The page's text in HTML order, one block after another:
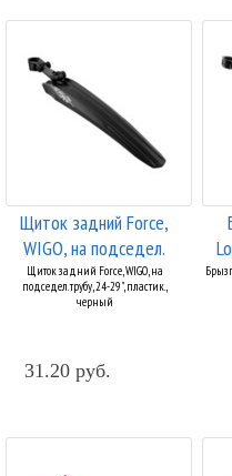
Щиток задний Force,
WIGO, на подседел.
трубу, ...
Щиток задний Force, WIGO, на
подседел. трубу, 24-29", пластик.,
черный
31.20 руб.